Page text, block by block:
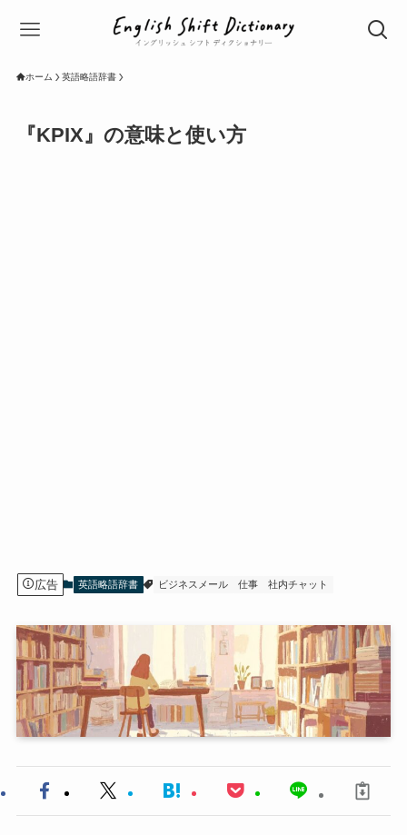
ホーム 英語略語辞書
『KPIX』の意味と使い方
広告 英語略語辞書 ビジネスメール 仕事 社内チャット